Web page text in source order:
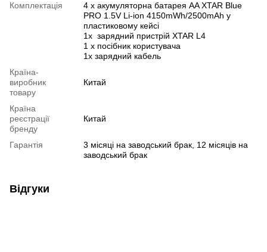
Комплектація
4 х акумуляторна батарея AA XTAR Blue
PRO 1.5V Li-ion 4150mWh/2500mAh у
пластиковому кейсі
1х зарядний пристрій XTAR L4
1 х посібник користувача
1х зарядний кабель
Країна-
виробник
товару
Китай
Країна
реєстрації
бренду
Китай
Гарантія
3 місяці на заводський брак, 12 місяців на
заводський брак
Відгуки